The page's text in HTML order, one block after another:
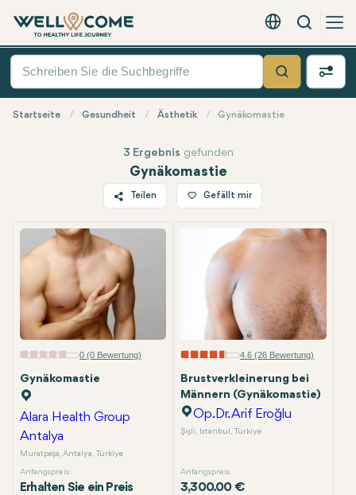
Deutsch - EUR
Suche
Quick
Suche
Startseite Gesundheit Ästhetik Gynäkomastie
Gynäkomastie
3 Ergebnis gefunden
Teilen
Facebook
Linkedin
WhatsApp
Telegram
Gefällt mir
0 (0 Bewertung)
Gynäkomastie
Alara Health Group
Antalya
Muratpaşa, Antalya, Türkiye
Anfangspreis
Erhalten Sie ein Preis
4.6 (26 Bewertung)
Brustverkleinerung bei
Männern (Gynäkomastie)
Op.Dr. Arif Eroğlu
Şişli, Istanbul, Türkiye
Anfangspreis
3,300.00 €